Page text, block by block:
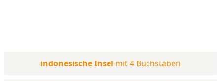
indonesische Insel mit 4 Buchstaben